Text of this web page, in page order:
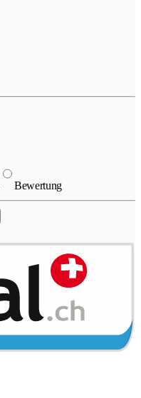
Bewertung